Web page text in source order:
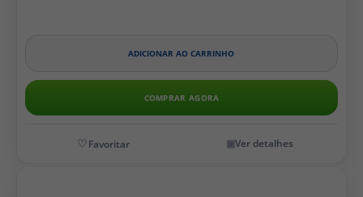
ADICIONAR AO CARRINHO
COMPRAR AGORA
Ver detalhes